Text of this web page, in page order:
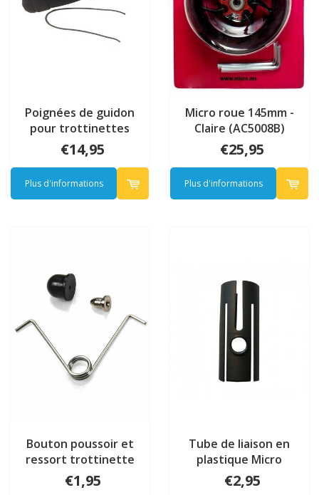
Poignées de guidon
pour trottinettes
Micro (AC-6002B)
€14,95
Plus d'informations
Micro roue 145mm -
Claire (AC5008B)
€25,95
Plus d'informations
Bouton poussoir et
ressort trottinette
Micro (1023)
€1,95
Tube de liaison en
plastique Micro
trottinette (1021)
€2,95